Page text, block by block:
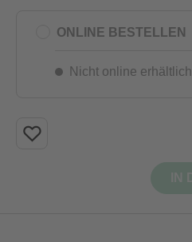
ONLINE BESTELLEN
Nicht online erhältlich